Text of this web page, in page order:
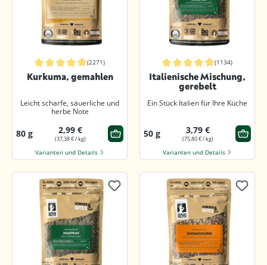
Durchschnittliche Bewertung von 4.9 von 5 Sternen
(2271)
Kurkuma, gemahlen
Leicht scharfe, säuerliche und
herbe Note
80 g 2,99 €
(37,38 € / kg)
Varianten und Details
Durchschnittliche Bewertung von
(1134)
Italienische Mischung,
gerebelt
Ein Stück Italien für Ihre Küche
50 g 3,79 €
(75,80 € / kg)
Varianten und Details